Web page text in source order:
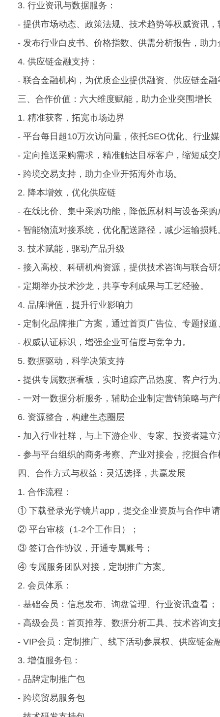
3. 行业资讯与数据服务：
- 提供市场动态、政策法规、技术趋势等权威资讯
- 发布行业白皮书、价格指数、供需分析报告，助
4. 供应链金融支持：
- 联合金融机构，为优质企业提供融资、供应链金
三、合作价值：六大维度赋能，助力企业突围增长
1. 精准获客，拓宽市场边界
- 平台每日超10万次访问量，依托SEO优化、行业
- 定向推送采购需求，精准触达目标客户，缩短成交
- 跨境交易支持，助力企业开拓海外市场。
2. 降本增效，优化供应链
- 在线比价、集中采购功能，降低原材料与设备采购
- 智能物流对接系统，优化配送路径，减少运输损耗
3. 技术赋能，驱动产品升级
- 接入高校、科研机构资源，提供技术咨询与联合研
- 定期举办技术沙龙，共享专利成果与工艺经验。
4. 品牌增值，提升行业影响力
- 定制化品牌推广方案，通过首页广告位、专题报
- 权威认证标识，增强企业可信度与竞争力。
5. 数据驱动，科学决策支持
- 提供专属数据看板，实时追踪产品热度、客户行
- 一对一数据分析服务，辅助企业制定营销策略与产
6. 资源整合，构建生态圈层
- 加入行业社群，与上下游企业、专家、投资者建
- 参与平台组织的商务考察、产业对接会，挖掘合作
四、合作方式与权益：灵活选择，共赢发展
1. 合作流程：
① 下载登录光学镜片app，提交企业资质与合作申
② 平台审核（1-2个工作日）；
③ 签订合作协议，开通专属账号；
④ 专属服务团队对接，定制推广方案。
2. 会员体系：
- 基础会员：信息发布、询盘管理、行业资讯查看；
- 高级会员：首页推荐、数据分析工具、技术咨询支
- VIP会员：定制推广、线下活动参展权、供应链金
3. 增值服务包：
- 品牌定制推广包
- 跨境贸易服务包